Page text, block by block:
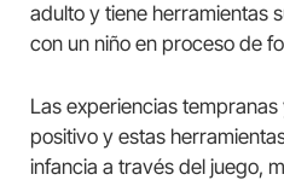
adulto y tiene herramientas
con un niño en proceso de
Las experiencias
positivo y estas
infancia a través del juego,